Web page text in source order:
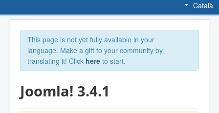
Català
This page is not yet fully available in your
language. Make a gift to your community by
translating it! Click here to start.
Joomla! 3.4.1